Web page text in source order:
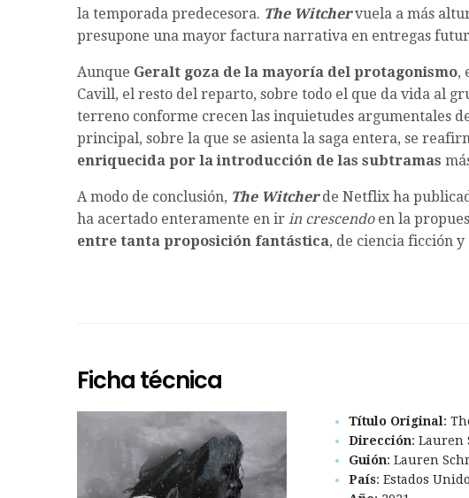
la temporada predecesora. The Witcher vuela a más
presupone una mayor factura narrativa en entregas
Aunque Geralt goza de la mayoría del protagonismo,
Cavill, el resto del reparto, sobre todo el que da vida al
terreno conforme crecen las inquietudes argumentales
principal, sobre la que se asienta la saga entera, se
enriquecida por la introducción de las subtramas
A modo de conclusión, The Witcherde Netflix ha
ha acertado enteramente en ir in crescendo en la
entre tanta proposición fantástica, de ciencia ficción
Ficha técnica
Título Original:
Dirección: Lauren
Guión: Lauren
País: Estados